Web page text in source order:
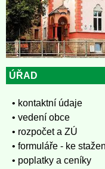
ÚŘAD
• kontaktní údaje
• vedení obce
• rozpočet a ZÚ
• formuláře - ke
• poplatky a ceníky